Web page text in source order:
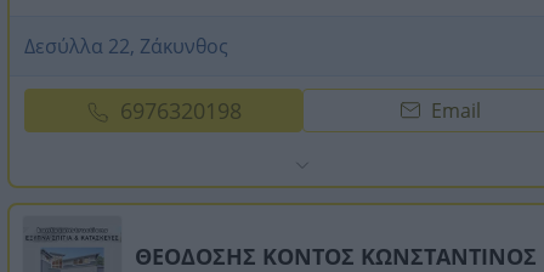
Δεσύλλα 22, Ζάκυνθος
6976320198 Email
ΘΕΟΔΟΣΗΣ ΚΟΝΤΟΣ ΚΩΝΣΤΑΝΤΙΝΟΣ